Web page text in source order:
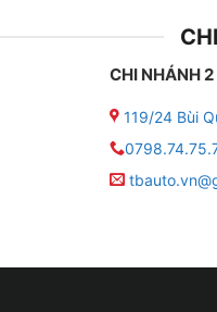
CHI NHÁNH 2
119/24 Bùi